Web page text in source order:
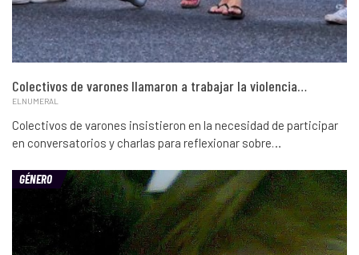
Colectivos de varones llamaron a trabajar la violencia…
ELNUMERAL
Colectivos de varones insistieron en la necesidad de participar
en conversatorios y charlas para reflexionar sobre…
GÉNERO